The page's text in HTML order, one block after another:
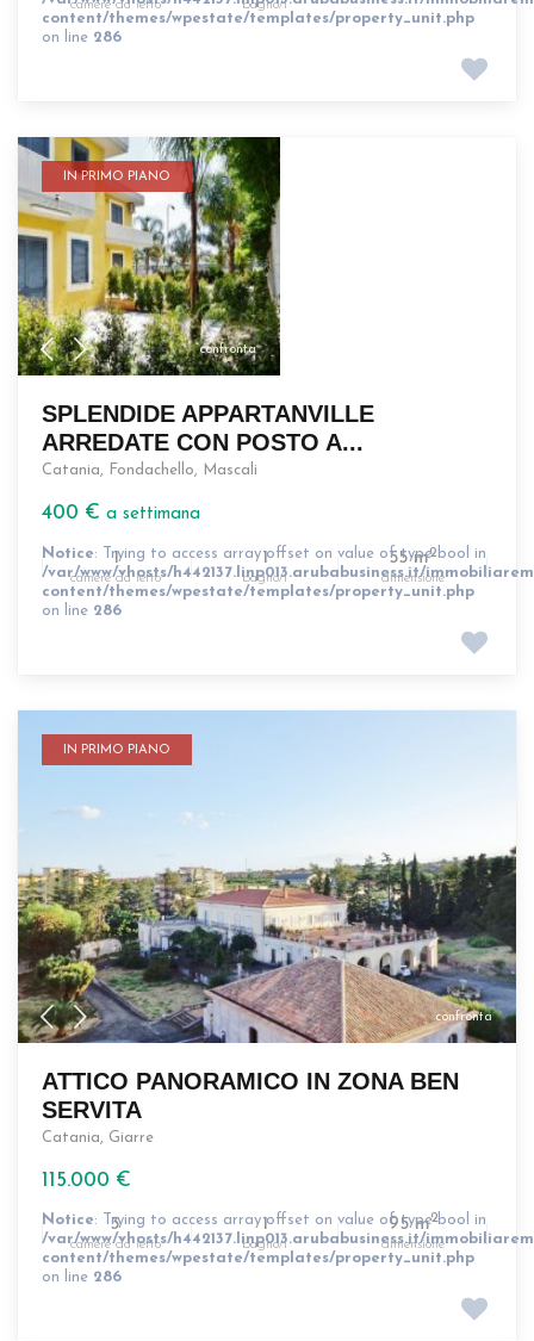
camere da letto bagno/i
content/themes/wpestate/templates/property_unit.php
on line 286
confronta
IN PRIMO PIANO
SPLENDIDE APPARTANVILLE
ARREDATE CON POSTO A...
Catania, Fondachello, Mascali
400 € a settimana
1
camere da letto
1
bagno/i
55 m2
dimensione
Notice: Trying to access array offset on value of type bool in
/var/www/vhosts/h442137.linp013.arubabusiness.it/
content/themes/wpestate/templates/property_unit.php
on line 286
confronta
IN PRIMO PIANO
ATTICO PANORAMICO IN ZONA BEN
SERVITA
Catania, Giarre
115.000 €
3
camere da letto
1
bagno/i
95 m2
dimensione
Notice: Trying to access array offset on value of type bool in
/var/www/vhosts/h442137.linp013.arubabusiness.it/
content/themes/wpestate/templates/property_unit.php
on line 286